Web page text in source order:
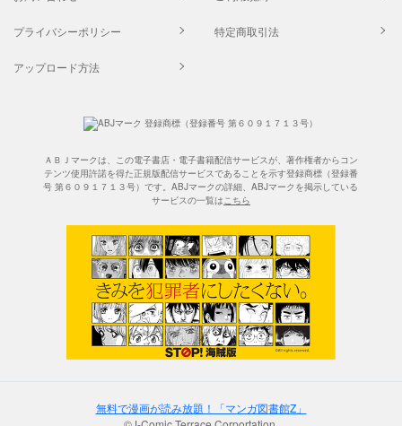
プライバシーポリシー 特定商取引法
アップロード方法
ＡＢＪマークは、この電子書店・電子書籍配信サービスが、著作権者からコン
テンツ使用許諾を得た正規版配信サービスであることを示す登録商標（登録番
号 第６０９１７１３号）です。ABJマークの詳細、ABJマークを掲示している
サービスの一覧はこちら
無料で漫画が読み放題！「マンガ図書館Z」